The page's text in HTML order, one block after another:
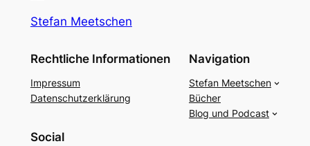
Stefan Meetschen
Rechtliche Informationen
Impressum
Datenschutzerklärung
Navigation
Stefan Meetschen
Bücher
Blog und Podcast
Social